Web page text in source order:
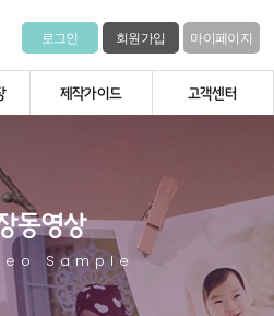
로그인 회원가입 마이페이지
제작가이드 고객센터
동영상
Sample